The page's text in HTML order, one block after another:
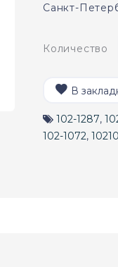
Санкт-
Количество
В
102-1287,
102-1072,